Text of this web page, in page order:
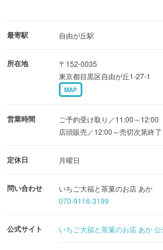
最寄駅 自由が丘駅
所在地
〒152-0035
東京都目黒区自由が丘1-27-1
MAP
営業時間
ご予約受け取り／11:00～12:00
店頭販売／12:00～売切次第終了
定休日 月曜日
問い合わせ
いちご大福と茶菓のお店 あか
070-9116-3199
公式サイト いちご大福と茶菓のお店 あか 公